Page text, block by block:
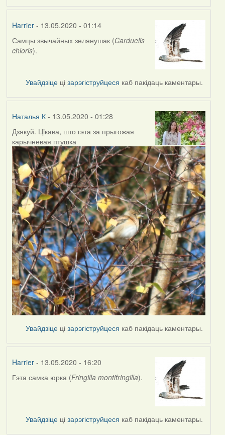
Harrier- 13.05.2020 - 01:14
In
reply
Наталья
К
Самцы звычайных зелянушак (Carduelis
chloris).
Увайдзіце цізарэгіструйцеся каб пакідаць каментары.
Наталья К- 13.05.2020 - 01:28
In
reply
to
by
Harrier
Дзякуй. Цiкава, што гэта за прыгожая
карычневая птушка
Увайдзіце цізарэгіструйцеся каб пакідаць каментары.
Harrier- 13.05.2020 - 16:20
In
Наталья
К
Гэта самка юрка (Fringilla montifringilla).
Увайдзіце цізарэгіструйцеся каб пакідаць каментары.